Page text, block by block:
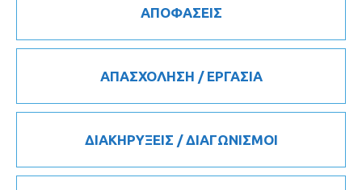
ΑΠΟΦΑΣΕΙΣ
ΑΠΑΣΧΟΛΗΣΗ / ΕΡΓΑΣΙΑ
ΔΙΑΚΗΡΥΞΕΙΣ / ΔΙΑΓΩΝΙΣΜΟΙ